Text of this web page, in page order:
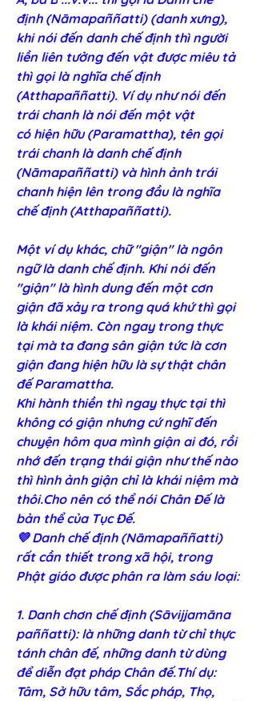
định (Nāmapaññatti) (danh xưng),
khi nói đến danh chế định thì người
liền liên tưởng đến vật được miêu tả
thì gọi là nghĩa chế định
(Atthapaññatti). Ví dụ như nói đến
trái chanh là nói đến một vật
có hiện hữu (Paramattha), tên gọi
trái chanh là danh chế định
(Nāmapaññatti) và hình ảnh trái
chanh hiện lên trong đầu là nghĩa
chế định (Atthapaññatti).
Một ví dụ khác, chữ "giận" là ngôn
ngữ là danh chế định. Khi nói đến
"giận" là hình dung đến một cơn
giận đã xảy ra trong quá khứ thì gọi
là khái niệm. Còn ngay trong thực
tại mà ta đang sân giận tức là cơn
giận đang hiện hữu là sự thật chân
đế Paramattha.
Khi hành thiền thì ngay thực tại thì
không có giận nhưng cứ nghĩ đến
chuyện hôm qua mình giận ai đó, rồi
nhớ đến trạng thái giận như thế nào
thì hình ảnh giận chỉ là khái niệm mà
thôi.Cho nên có thể nói Chân Đế là
bản thể của Tục Đế.
💜 Danh chế định (Nāmapaññatti)
rất cần thiết trong xã hội, trong
Phật giáo được phân ra làm sáu loại:
1. Danh chơn chế định (Sāvijjamāna
paññatti): là những danh từ chỉ thực
tánh chân đế, những danh từ dùng
để diễn đạt pháp Chân đế.Thí dụ:
Tâm, Sở hữu tâm, Sắc pháp, Thọ,